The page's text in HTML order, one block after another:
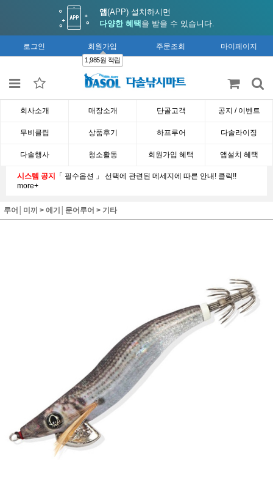
앱(APP) 설치하시면
다양한 혜택 을 받을 수 있습니다.
로그인 회원가입
1,985원 적립
주문조회 마이페이지
회사소개 매장소개 단골고객 공지 / 이벤트
무비클립 상품후기 하프루어 다솔라이징
다솔행사 청소활동 회원가입 혜택 앱설치 혜택
시스템 공지 「 필수옵션 」 선택에 관련된 메세지에 따른 안내! 클릭!!
more+
루어│미끼 > 에기│문어루어 > 기타